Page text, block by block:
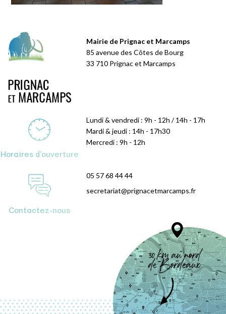
Mairie de Prignac et Marcamps
85 avenue des Côtes de Bourg
33 710 Prignac et Marcamps
Horaires d'ouverture
Lundi & vendredi : 9h - 12h / 14h - 17h
Mardi & jeudi : 14h - 17h30
Mercredi : 9h - 12h
Contactez-nous
05 57 68 44 44
secretariat@prignacetmarcamps.fr